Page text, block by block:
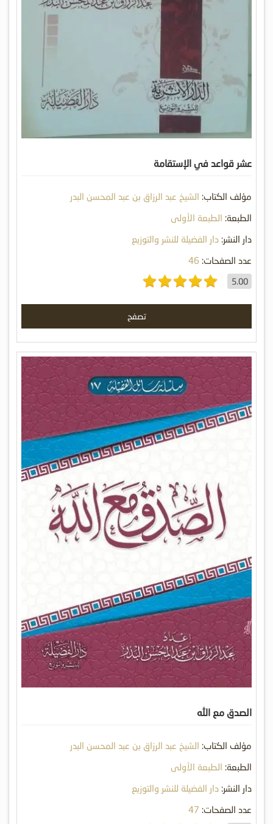
عشر قواعد في الإستقامة
مؤلف الكتاب: الشيخ عبد الرزاق بن عبد المحسن البدر
الطبعة: الطبعة الأولى
دار النشر: دار الفضيلة للنشر والتوزيع
عدد الصفحات: 46
5.00
تصفح
الصدق مع الله
مؤلف الكتاب: الشيخ عبد الرزاق بن عبد المحسن البدر
الطبعة: الطبعة الأولى
دار النشر: دار الفضيلة للنشر والتوزيع
عدد الصفحات: 47